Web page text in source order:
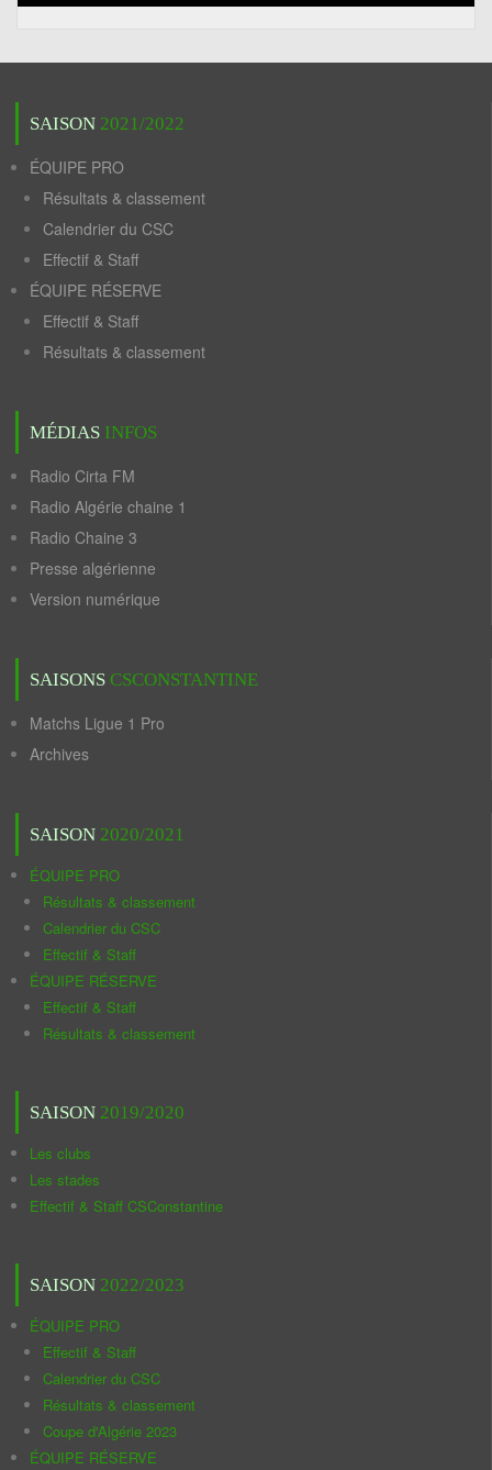
SAISON 2021/2022
ÉQUIPE PRO
Résultats & classement
Calendrier du CSC
Effectif & Staff
ÉQUIPE RÉSERVE
Effectif & Staff
Résultats & classement
MÉDIAS INFOS
Radio Cirta FM
Radio Algérie chaine 1
Radio Chaine 3
Presse algérienne
Version numérique
SAISONS CSCONSTANTINE
Matchs Ligue 1 Pro
Archives
SAISON 2020/2021
ÉQUIPE PRO
Résultats & classement
Calendrier du CSC
Effectif & Staff
ÉQUIPE RÉSERVE
Effectif & Staff
Résultats & classement
SAISON 2019/2020
Les clubs
Les stades
Effectif & Staff CSConstantine
SAISON 2022/2023
ÉQUIPE PRO
Effectif & Staff
Calendrier du CSC
Résultats & classement
Coupe d'Algérie 2023
ÉQUIPE RÉSERVE